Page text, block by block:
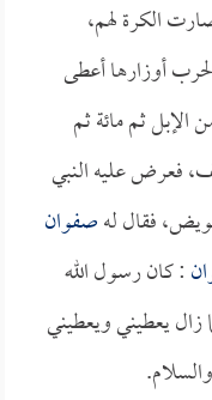
الكرة لهم،
أوزارها أعطى
الإبل ثم مائة ثم
فعرض عليه النبي
فقال لهصفوان
: كان رسول الله
زال يعطيني ويعطيني